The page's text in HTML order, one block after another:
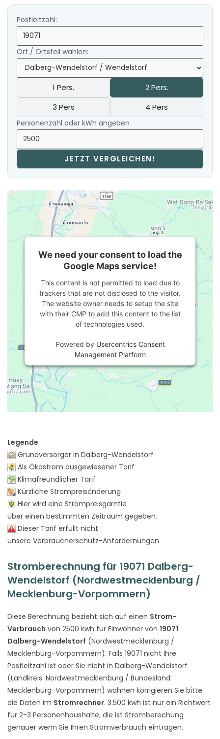
Postleitzahl:
Ort / Ortsteil wählen:
1 Pers.
2 Pers.
3 Pers
4 Pers
Personenzahl oder kWh angeben
JETZT VERGLEICHEN!
We need your consent to load the
Google Maps service!
This content is not permitted to load due to
trackers that are not disclosed to the visitor.
The website owner needs to setup the site
with their CMP to add this content to the list
of technologies used.
Powered by Usercentrics Consent
Management Platform
Legende
Grundversorger in Dalberg-Wendelstorf
Als Ökostrom ausgewiesener Tarif
Klimafreundlicher Tarif
Kürzliche Strompreisänderung
Hier wird eine Strompreisgarntie
über einen bestimmten Zeitraum gegeben.
Dieser Tarif erfüllt nicht
unsere Verbraucherschutz-Anfordernungen
Stromberechnung für 19071 Dalberg-
Wendelstorf (Nordwestmecklenburg /
Mecklenburg-Vorpommern)
Diese Berechnung bezieht sich auf einen Strom-
Verbrauch von 2500 kwh für Einwohner von 19071
Dalberg-Wendelstorf (Nordwestmecklenburg /
Mecklenburg-Vorpommern). Falls 19071 nicht Ihre
Postleitzahl ist oder Sie nicht in Dalberg-Wendelstorf
(Landkreis: Nordwestmecklenburg / Bundesland:
Mecklenburg-Vorpommern) wohnen korrigieren Sie bitte
die Daten im Stromrechner. 3.500 kwh ist nur ein Richtwert
für 2-3 Personenhaushalte, die ist Stromberechung
genauer wenn Sie Ihren Stromverbrauch eintragen.